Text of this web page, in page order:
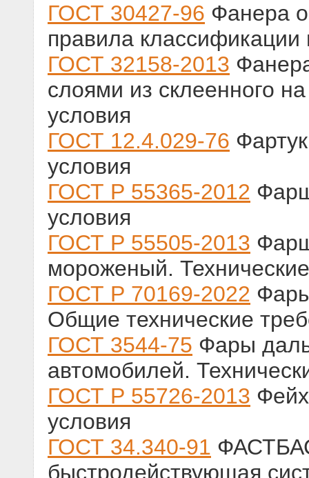
ГОСТ 30427-96 Фанера
правила
ГОСТ 32158-2013
слоями из склеенного
условия
ГОСТ 12.4.029-76
условия
ГОСТ Р 55365-2012
условия
ГОСТ Р 55505-2013
мороженый.
ГОСТ Р 70169-2022
Общие технические
ГОСТ 3544-75 Фары
автомобилей.
ГОСТ Р 55726-2013
условия
ГОСТ 34.340-91
быстродействующая